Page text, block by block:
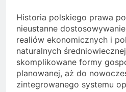
Historia polskiego prawa
nieustanne
realiów ekonomicznych i
naturalnych
skomplikowane formy
planowanej, aż do
zintegrowanego systemu